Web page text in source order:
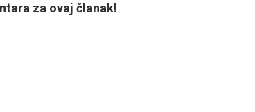
za ovaj članak!